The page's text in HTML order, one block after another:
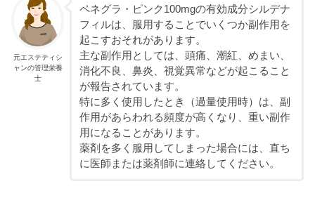
元エステティシ
ャンの管理栄養
士
ペネグラ・ピンク100mgの有効成分シルデナ
フィルは、服用することでいくつか副作用を
起こすおそれがあります。
主な副作用としては、頭痛、潮紅、めまい、
消化不良、鼻炎、視覚異常などが起こること
が報告されています。
特に多く使用したとき（過量使用時）は、副
作用があらわれる頻度が高くなり、重い副作
用になることがあります。
薬剤を多く服用してしまった場合には、直ち
に医師または薬剤師に連絡してください。